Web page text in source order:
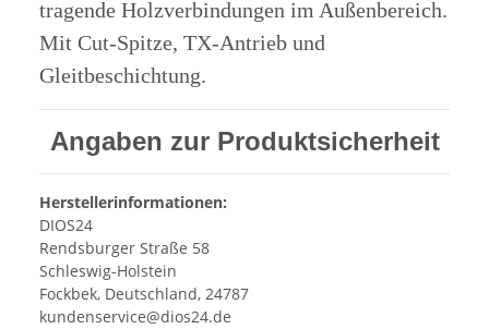
tragende Holzverbindungen im Außenbereich.
Mit Cut-Spitze, TX-Antrieb und
Gleitbeschichtung.
Angaben zur Produktsicherheit
Herstellerinformationen:
DIOS24
Rendsburger Straße 58
Schleswig-Holstein
Fockbek, Deutschland, 24787
kundenservice@dios24.de